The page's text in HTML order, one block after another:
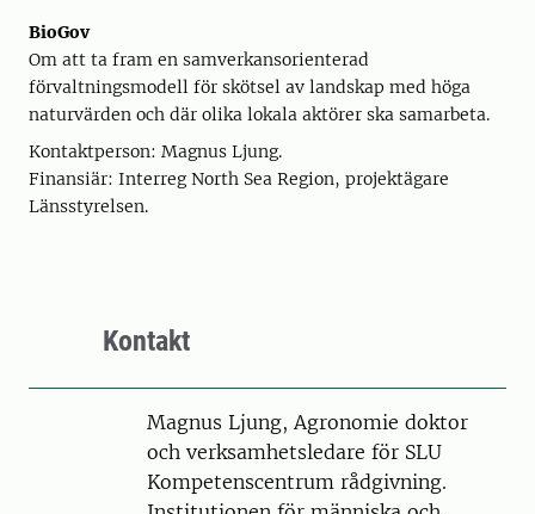
BioGov
Om att ta fram en samverkansorienterad
förvaltningsmodell för skötsel av landskap med höga
naturvärden och där olika lokala aktörer ska samarbeta.
Kontaktperson: Magnus Ljung.
Finansiär: Interreg North Sea Region, projektägare
Länsstyrelsen.
Kontakt
PersonMagnus Ljung, Agronomie doktor
och verksamhetsledare för SLU
Kompetenscentrum rådgivning.